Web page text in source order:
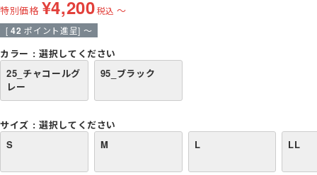
特別価格 ¥4,200税込 〜
[ 42 ポイント進呈] 〜
カラー
選択してください
25_チャコールグ
レー
95_ブラック
サイズ
選択してください
S
M L LL